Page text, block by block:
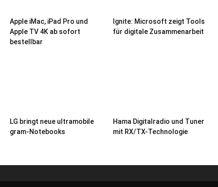
Apple iMac, iPad Pro und
Apple TV 4K ab sofort
bestellbar
Ignite: Microsoft zeigt Tools
für digitale Zusammenarbeit
LG bringt neue ultramobile
gram-Notebooks
Hama Digitalradio und Tuner
mit RX/TX-Technologie